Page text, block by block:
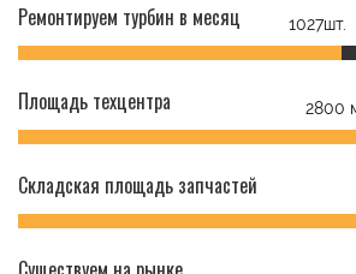
Ремонтируем турбин в месяц 1027шт.
Площадь техцентра 2800
Складская площадь запчастей